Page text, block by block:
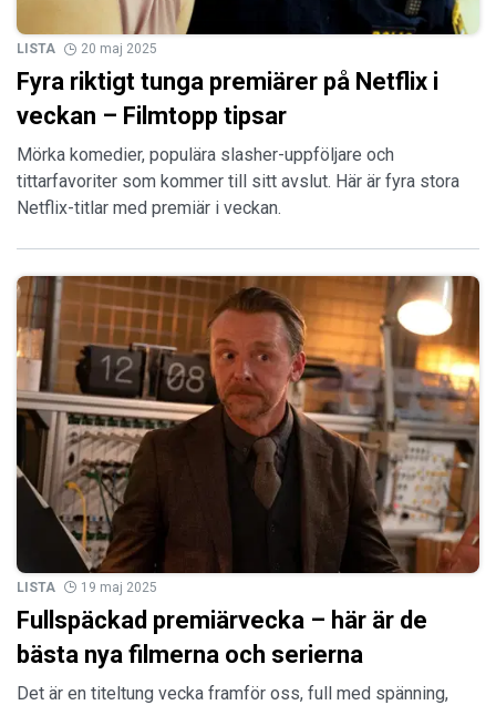
LISTA 20 maj 2025
Fyra riktigt tunga premiärer på Netflix i
veckan – Filmtopp tipsar
Mörka komedier, populära slasher-uppföljare och
tittarfavoriter som kommer till sitt avslut. Här är fyra stora
Netflix-titlar med premiär i veckan.
LISTA 19 maj 2025
Fullspäckad premiärvecka – här är de
bästa nya filmerna och serierna
Det är en titeltung vecka framför oss, full med spänning,